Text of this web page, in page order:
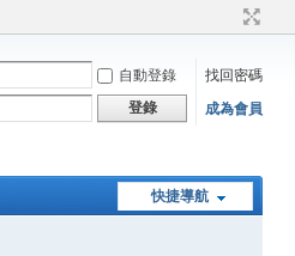
自動登錄
找回密碼
登錄 成為會員
快捷導航